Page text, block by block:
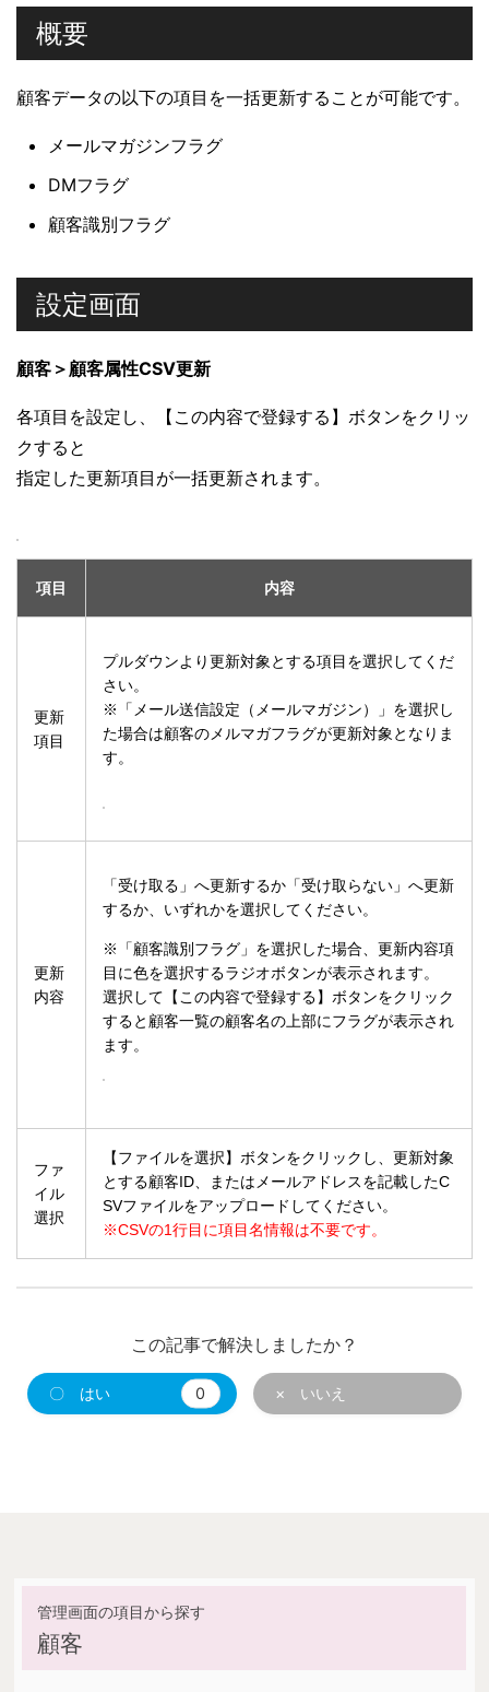
概要
顧客データの以下の項目を一括更新することが可能です。
メールマガジンフラグ
DMフラグ
顧客識別フラグ
設定画面
顧客＞顧客属性CSV更新
各項目を設定し、【この内容で登録する】ボタンをクリッ
クすると
指定した更新項目が一括更新されます。
項目 内容
更新
項目
プルダウンより更新対象とする項目を選択してくだ
さい。
※「メール送信設定（メールマガジン）」を選択し
た場合は顧客のメルマガフラグが更新対象となりま
す。
更新
内容
「受け取る」へ更新するか「受け取らない」へ更新
するか、いずれかを選択してください。
※「顧客識別フラグ」を選択した場合、更新内容項
目に色を選択するラジオボタンが表示されます。
選択して【この内容で登録する】ボタンをクリック
すると顧客一覧の顧客名の上部にフラグが表示され
ます。
ファ
イル
選択
【ファイルを選択】ボタンをクリックし、更新対象
とする顧客ID、またはメールアドレスを記載したC
SVファイルをアップロードしてください。
※CSVの1行目に項目名情報は不要です。
この記事で解決しましたか？
〇 はい 0 × いいえ
顧客